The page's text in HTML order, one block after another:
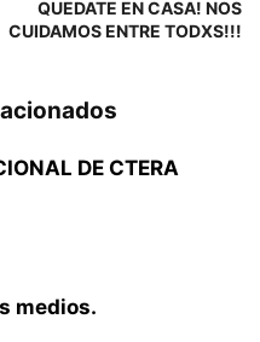
QUEDATE EN CASA! NOS
CUIDAMOS ENTRE TODXS!!!
DE CTERA
medios.